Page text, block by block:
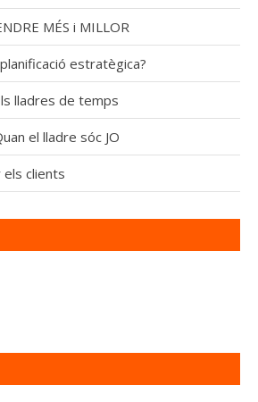
MÉS i MILLOR
estratègica?
lladres de temps
el lladre sóc JO
clients